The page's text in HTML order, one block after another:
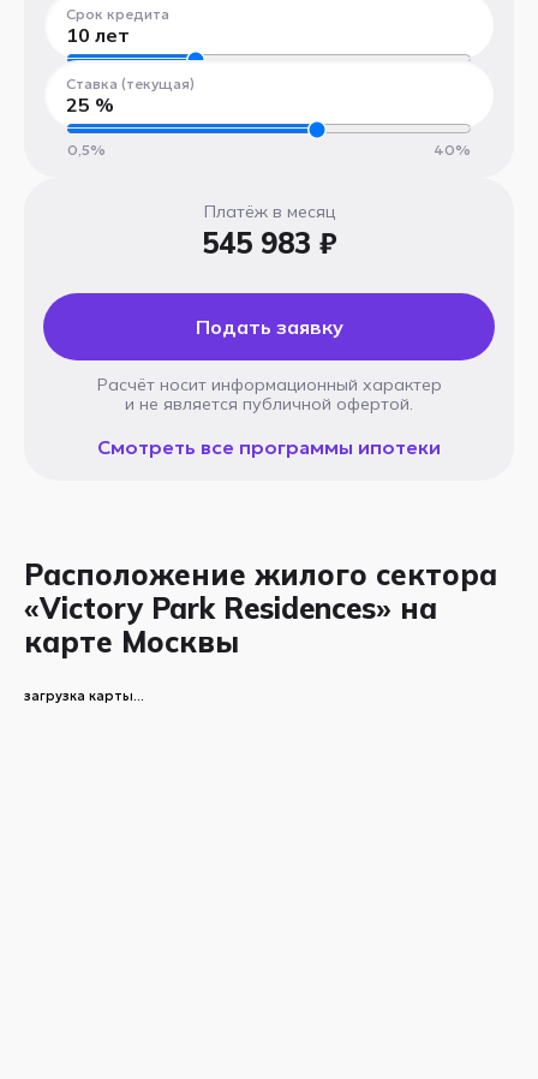
300 000 ₽
Срок кредита
10 лет
1 год
Ставка (текущая)
25 %
0,5% 40%
Платёж в месяц
545 983 ₽
Подать заявку
Расчёт носит информационный характер
и не является публичной офертой.
Смотреть все программы ипотеки
Расположение жилого сектора
«Victory Park Residences» на
карте Москвы
загрузка карты...